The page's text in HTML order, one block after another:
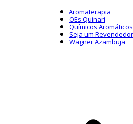
Aromaterapia
OEs Quinarí
Químicos Aromáticos
Seja um Revendedor
Wagner Azambuja